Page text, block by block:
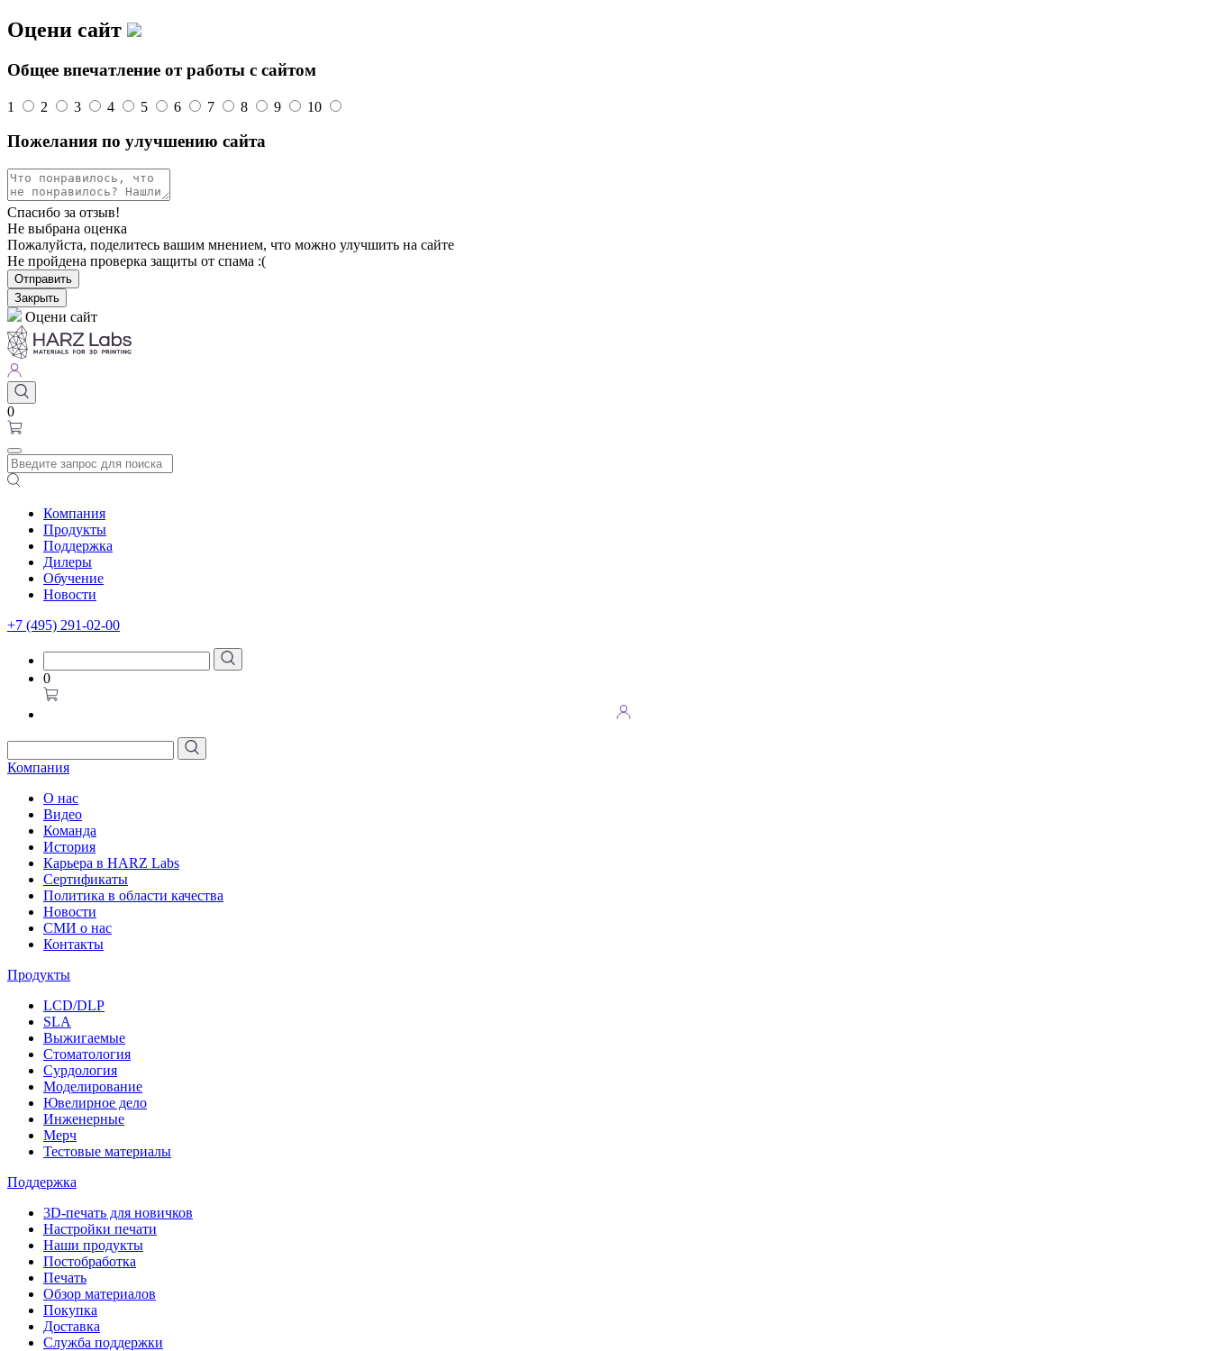
Оцени сайт
Общее впечатление от работы с сайтом
1 2 3 4 5 6 7 8 9 10
Пожелания по улучшению сайта
Спасибо за отзыв!
Не выбрана оценка
Пожалуйста, поделитесь вашим мнением, что можно улучшить на сайте
Не пройдена проверка защиты от спама :(
Отправить
Закрыть
Оцени сайт
0
Компания
Продукты
Поддержка
Дилеры
Обучение
Новости
+7 (495) 291-02-00
0
Компания
О нас
Видео
Команда
История
Карьера в HARZ Labs
Сертификаты
Политика в области качества
Новости
СМИ о нас
Контакты
Продукты
LCD/DLP
SLA
Выжигаемые
Стоматология
Сурдология
Моделирование
Ювелирное дело
Инженерные
Мерч
Тестовые материалы
Поддержка
3D-печать для новичков
Настройки печати
Наши продукты
Постобработка
Печать
Обзор материалов
Покупка
Доставка
Служба поддержки